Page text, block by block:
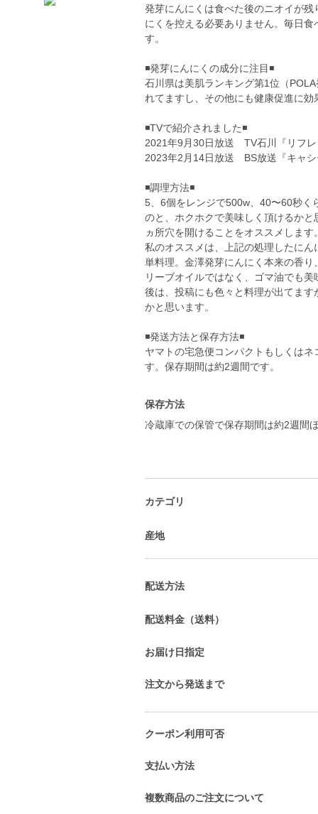
発芽にんにくは食べた後のニオイが
にくを控える必要ありません。毎日
す。
◾️発芽にんにくの成分に注目◾️
石川県は美肌ランキング第1位（
れてますし、その他にも健康促進に
◾️TVで紹介されました◾️
2021年9月30日放送 TV石川『リフレ
2023年2月14日放送 BS放送『キャ
◾️調理方法◾️
5、6個をレンジで500w、40〜60秒く
のと、ホクホクで美味しく頂けるか
ヵ所穴を開けることをオススメします
私のオススメは、上記の処理したに
単料理。金澤発芽にんにく本来の香
リーブオイルではなく、ゴマ油でも
後は、投稿にも色々と料理が出てま
かと思います。
◾️発送方法と保存方法◾️
ヤマトの宅急便コンパクトもしくは
す。保存期間は約2週間です。
保存方法
冷蔵庫での保管で保存期間は約2週間
カテゴリ
産地
配送方法
配送料金（送料）
お届け日指定
注文から発送まで
クーポン利用可否
支払い方法
複数商品のご注文について